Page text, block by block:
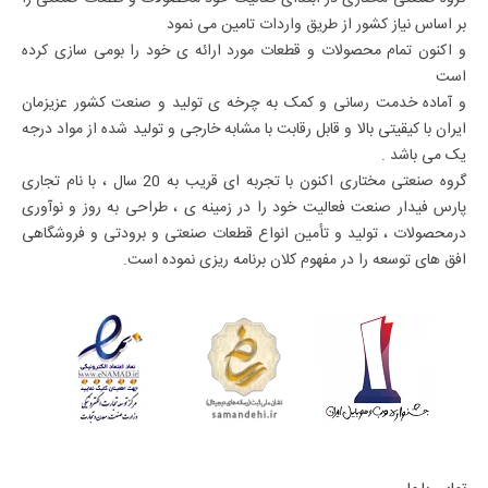
بر اساس نیاز کشور از طریق واردات تامین می نمود
و اکنون تمام محصولات و قطعات مورد ارائه ی خود را بومی سازی کرده
است
و آماده خدمت رسانی و کمک به چرخه ی تولید و صنعت کشور عزیزمان
ایران با کیقیتی بالا و قابل رقابت با مشابه خارجی و تولید شده از مواد درجه
یک می باشد .
گروه صنعتی مختاری اکنون با تجربه ای قریب به 20 سال ، با نام تجاری
پارس فیدار صنعت فعالیت خود را در زمینه ی ، طراحی به روز و نوآوری
درمحصولات ، تولید و تأمین انواع قطعات صنعتی و برودتی و فروشگاهی
افق های توسعه را در مفهوم کلان برنامه ریزی نموده است.